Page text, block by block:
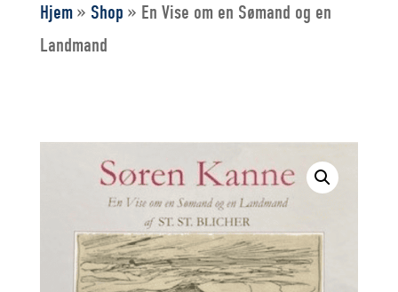
Hjem» Shop » En Vise om en Sømand og en
Landmand